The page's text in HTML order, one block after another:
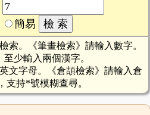
簡易
索。《筆畫檢索》請輸入數字。
至少輸入兩個漢字。
文字母。《倉頡檢索》請輸入倉
支持*號模糊查尋。